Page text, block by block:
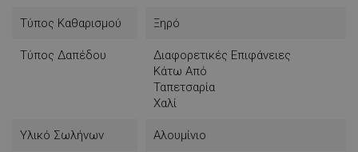
Τύπος Καθαρισμού Ξηρό
Τύπος Δαπέδου
Διαφορετικές Επιφάνειες
Κάτω Από
Ταπετσαρία
Χαλί
Υλικό Σωλήνων Αλουμίνιο